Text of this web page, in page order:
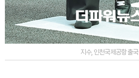
지수, 인천국제공항 출국